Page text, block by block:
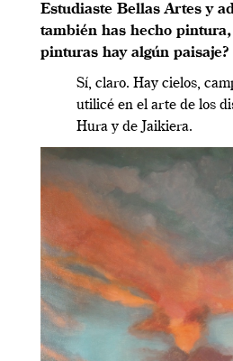
Estudiaste Bellas Artes y
también has hecho
pinturas hay algún paisaje?
Sí, claro. Hay cielos,
utilicé en el arte de los
Hura y de Jaikiera.